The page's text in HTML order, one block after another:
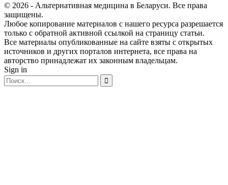
© 2026 - Альтернативная медицина в Беларуси. Все права
защищены.
Любое копирование материалов с нашего ресурса разрешается
только с обратной активной ссылкой на страницу статьи.
Все материалы опубликованные на сайте взяты с открытых
источников и других порталов интернета, все права на
авторство принадлежат их законным владельцам.
Sign in